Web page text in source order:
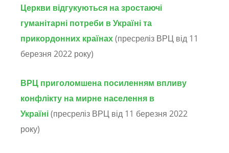
Церкви відгукуються на зростаючі
гуманітарні потреби в Україні та
прикордонних країнах(пресреліз ВРЦ від 11
березня 2022 року)
ВРЦ приголомшена посиленням впливу
конфлікту на мирне населення в
Україні(пресреліз ВРЦ від 11 березня 2022
року)